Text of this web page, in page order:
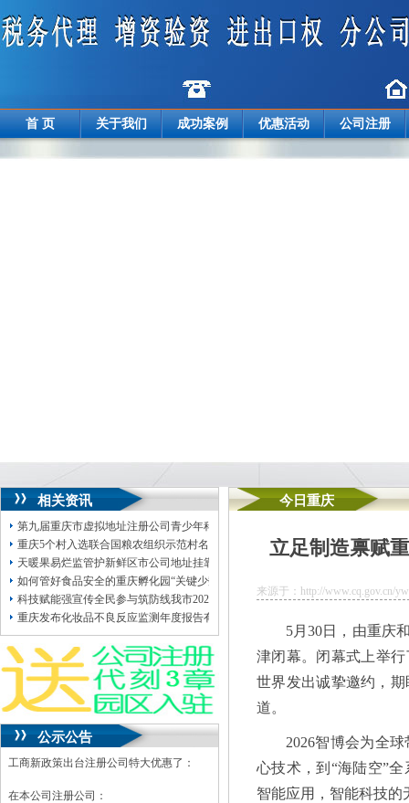
首 页 关于我们 成功案例 优惠活动 公司注册
相关资讯
第九届重庆市虚拟地址注册公司青少年科学素养大赛决赛举行3000名科学少年同
重庆5个村入选联合国粮农组织示范村名单——不唯产值，何以“出圈”公司地址挂
天暖果易烂监管护新鲜区市公司地址挂靠场监管局开展天气转暖期间新鲜水果专
如何管好食品安全的重庆孵化园“关键少数”？重庆出台《办法》下月20日起施行→
科技赋能强宣传全民参与筑防线我市2026年“安全生产月”公司注册地址挂靠活动
重庆发布化妆品不良反应监测年度报告有不良反应的重庆孵化园化妆品近七成来
公示公告
工商新政策出台注册公司特大优惠了：
在本公司注册公司：
今日重庆
立足制造禀赋
来源于：http://www.cq.gov.cn/
5月30日，由重庆
津闭幕。闭幕式上举
世界发出诚挚邀约，
道。
2026智博会为全
心技术，到“海陆空”
智能应用，智能科技的